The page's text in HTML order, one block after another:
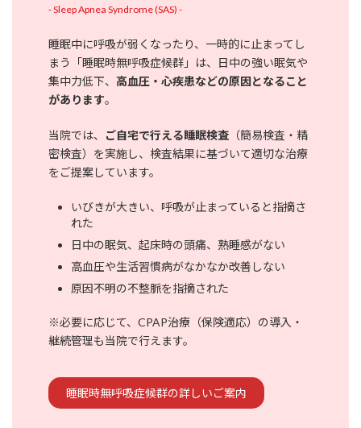
- Sleep Apnea Syndrome (SAS) -
睡眠中に呼吸が弱くなったり、一時的に止まってし
まう「睡眠時無呼吸症候群」は、日中の強い眠気や
集中力低下、 高血圧・心疾患などの原因となること
があります。
当院では、 ご自宅で行える睡眠検査 （簡易検査・精
密検査）を実施し、検査結果に基づいて適切な治療
をご提案しています。
いびきが大きい、呼吸が止まっていると指摘さ
れた
日中の眠気、起床時の頭痛、熟睡感がない
高血圧や生活習慣病がなかなか改善しない
原因不明の不整脈を指摘された
※必要に応じて、CPAP治療（保険適応）の導入・
継続管理も当院で行えます。
睡眠時無呼吸症候群の詳しいご案内